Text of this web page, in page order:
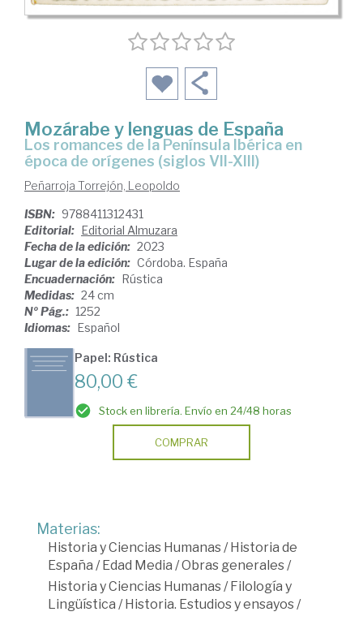
Mozárabe y lenguas de España
los romances de la Península Ibérica en
época de orígenes (siglos VII-XIII)
Peñarroja Torrejón, Leopoldo
ISBN: 9788411312431
Editorial: Editorial Almuzara
Fecha de la edición: 2023
Lugar de la edición: Córdoba. España
Encuadernación: Rústica
Medidas: 24 cm
Nº Pág.: 1252
Idiomas: Español
Papel: Rústica
80,00 €
Stock en librería. Envío en 24/48 horas
COMPRAR
Materias:
Historia y Ciencias Humanas/ Historia de
España / Edad Media /Obras generales/
Historia y Ciencias Humanas/ Filología y
Lingüística / Historia. Estudios y ensayos/